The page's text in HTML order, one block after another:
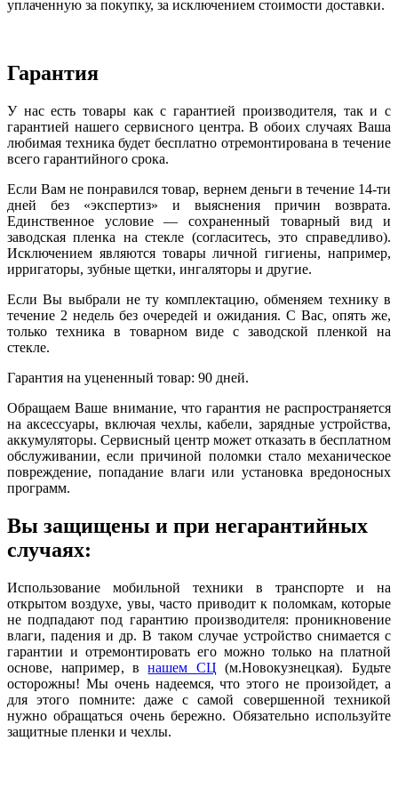
уплаченную за покупку, за исключением стоимости доставки.
Гарантия
У нас есть товары как с гарантией производителя, так и с
гарантией нашего сервисного центра. В обоих случаях Ваша
любимая техника будет бесплатно отремонтирована в течение
всего гарантийного срока.
Если Вам не понравился товар, вернем деньги в течение 14-ти
дней без «экспертиз» и выяснения причин возврата.
Единственное условие — сохраненный товарный вид и
заводская пленка на стекле (согласитесь, это справедливо).
Исключением являются товары личной гигиены, например,
ирригаторы, зубные щетки, ингаляторы и другие.
Если Вы выбрали не ту комплектацию, обменяем технику в
течение 2 недель без очередей и ожидания. С Вас, опять же,
только техника в товарном виде с заводской пленкой на
стекле.
Гарантия на уцененный товар: 90 дней.
Обращаем Ваше внимание, что гарантия не распространяется
на аксессуары, включая чехлы, кабели, зарядные устройства,
аккумуляторы. Сервисный центр может отказать в бесплатном
обслуживании, если причиной поломки стало механическое
повреждение, попадание влаги или установка вредоносных
программ.
Вы защищены и при негарантийных
случаях:
Использование мобильной техники в транспорте и на
открытом воздухе, увы, часто приводит к поломкам, которые
не подпадают под гарантию производителя: проникновение
влаги, падения и др. В таком случае устройство снимается с
гарантии и отремонтировать его можно только на платной
основе, например, внашем СЦ (м.Новокузнецкая). Будьте
осторожны! Мы очень надеемся, что этого не произойдет, а
для этого помните: даже с самой совершенной техникой
нужно обращаться очень бережно. Обязательно используйте
защитные пленки и чехлы.